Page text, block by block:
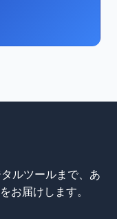
ルツールまで、あ
お届けします。